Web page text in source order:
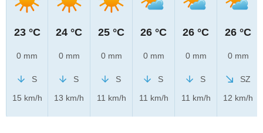
23 °C
0 mm
S
15 km/h
24 °C
0 mm
S
13 km/h
25 °C
0 mm
S
11 km/h
26 °C
0 mm
S
11 km/h
26 °C
0 mm
S
11 km/h
26 °C
0 mm
SZ
12 km/h